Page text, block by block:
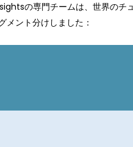
の専門チームは、世界のチ
メント分けしました：